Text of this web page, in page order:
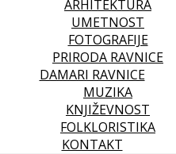
ARHITEKTURA
UMETNOST
FOTOGRAFIJE
PRIRODA RAVNICE
DAMARI RAVNICE
MUZIKA
KNJIŽEVNOST
FOLKLORISTIKA
KONTAKT